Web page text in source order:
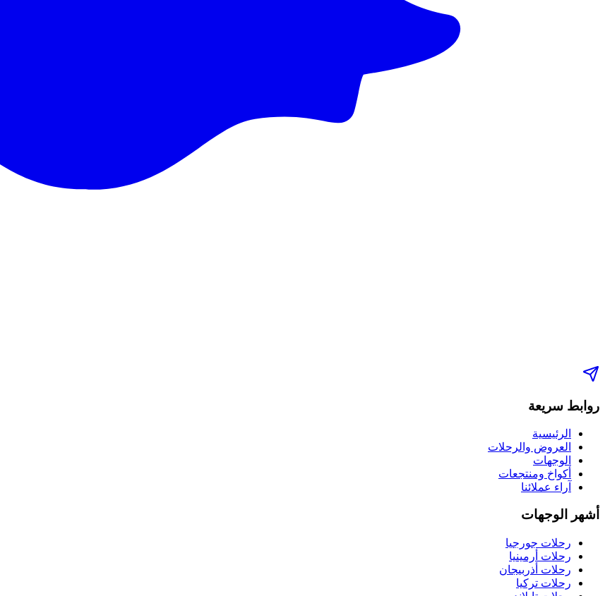
روابط سريعة
الرئيسية
العروض والرحلات
الوجهات
أكواخ ومنتجعات
آراء عملائنا
أشهر الوجهات
رحلات جورجيا
رحلات أرمينيا
رحلات أذربيجان
رحلات تركيا